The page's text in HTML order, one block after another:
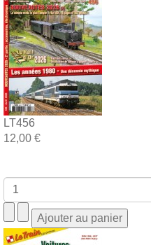
LT456
12,00 €